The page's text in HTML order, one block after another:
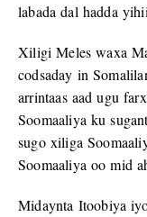
labada dal hadda
Xiligi Meles waxa
codsaday in
arrintaas aad ugu
Soomaaliya ku
sugo xiliga
Soomaaliya oo mid
Midaynta Itoobiya